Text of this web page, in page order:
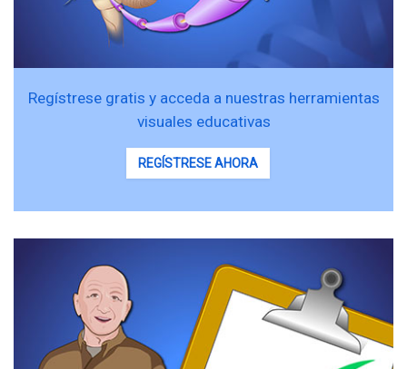
Regístrese gratis y acceda a nuestras herramientas
visuales educativas
REGÍSTRESE AHORA